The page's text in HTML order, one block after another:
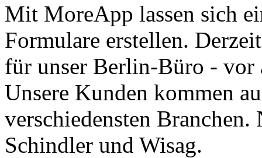
Mit MoreApp lassen sich
Formulare erstellen.
für unser Berlin-Büro -
Unsere Kunden kommen
verschiedensten
Schindler und Wisag.